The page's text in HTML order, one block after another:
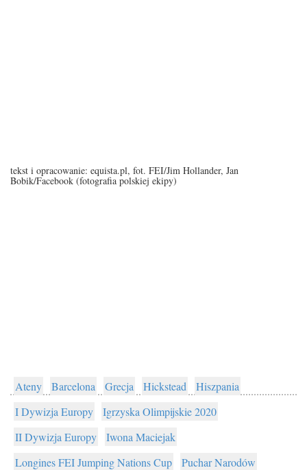
tekst i opracowanie: equista.pl, fot. FEI/Jim Hollander, Jan
Bobik/Facebook (fotografia polskiej ekipy)
Ateny Barcelona Grecja Hickstead
Hiszpania
I Dywizja Europy
Igrzyska Olimpijskie 2020
II Dywizja Europy
Iwona Maciejak
Longines FEI Jumping Nations Cup
Puchar Narodów